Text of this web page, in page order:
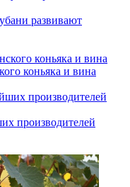
развивают
коньяка и вина
производителей